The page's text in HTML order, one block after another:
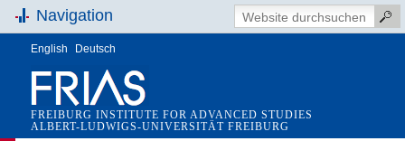
Navigation
English Deutsch
FREIBURG INSTITUTE FOR ADVANCED STUDIES
ALBERT-LUDWIGS-UNIVERSITÄT FREIBURG